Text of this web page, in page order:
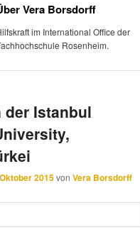
Vera Borsdorff
im International Office der
Rosenheim.
der Istanbul
2015vonVera Borsdorff